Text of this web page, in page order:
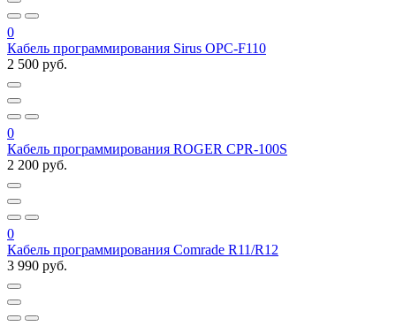
0
Кабель программирования Sirus OPC-F110
2 500 руб.
0
Кабель программирования ROGER CPR-100S
2 200 руб.
0
Кабель программирования Comrade R11/R12
3 990 руб.